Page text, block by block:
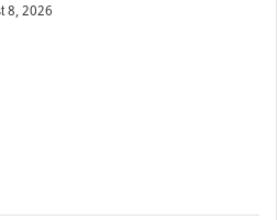
8, 2026